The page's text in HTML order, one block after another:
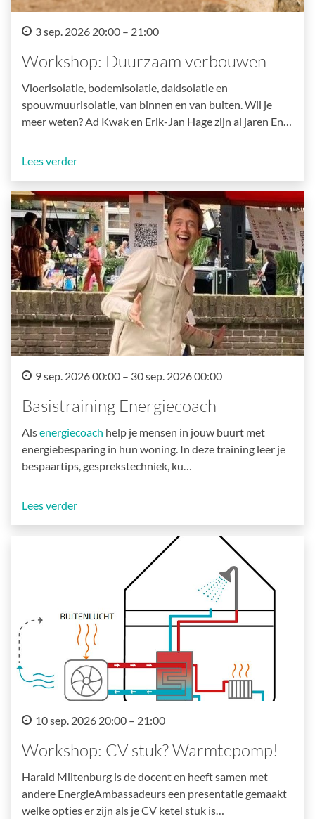
3 sep. 2026 20:00 – 21:00
Workshop: Duurzaam verbouwen
Vloerisolatie, bodemisolatie, dakisolatie en
spouwmuurisolatie, van binnen en van buiten. Wil je
meer weten? Ad Kwak en Erik-Jan Hage zijn al jaren En…
Lees verder
9 sep. 2026 00:00 – 30 sep. 2026 00:00
Basistraining Energiecoach
Alsenergiecoach help je mensen in jouw buurt met
energiebesparing in hun woning. In deze training leer je
bespaartips, gesprekstechniek, ku…
Lees verder
10 sep. 2026 20:00 – 21:00
Workshop: CV stuk? Warmtepomp!
Harald Miltenburg is de docent en heeft samen met
andere EnergieAmbassadeurs een presentatie gemaakt
welke opties er zijn als je CV ketel stuk is…